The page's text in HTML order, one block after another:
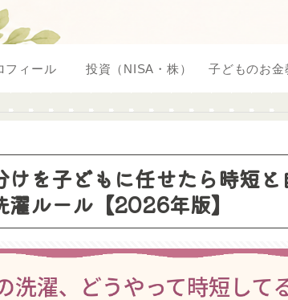
フィール 投資（NISA・株） 子どものお金
けを子どもに任せたら時短
濯ルール【2026年版】